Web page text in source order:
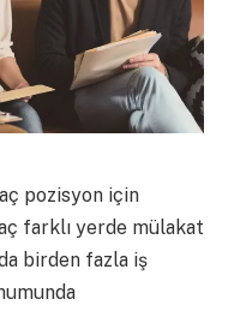
pozisyon için
farklı yerde mülakat
birden fazla iş